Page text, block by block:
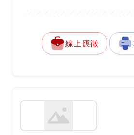
線上應徵